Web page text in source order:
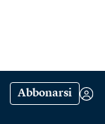
Abbonarsi